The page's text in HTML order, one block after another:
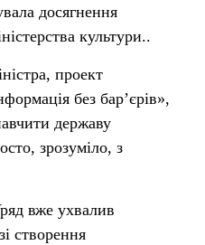
досягнення
культури..
проект
без бар’єрів»,
державу
зрозуміло, з
вже ухвалив
створення